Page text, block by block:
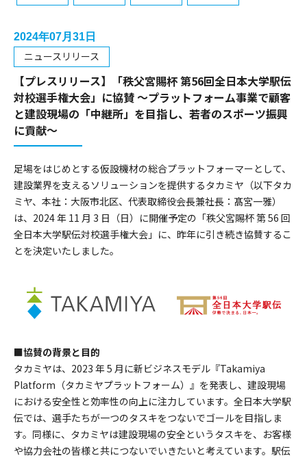
2024年07月31日
ニュースリリース
【プレスリリース】「秩父宮賜杯 第56回全日本大学駅伝
対校選手権大会」に協賛 ～プラットフォーム事業で顧客
と建設現場の「中継所」を目指し、若者のスポーツ振興
に貢献～
足場をはじめとする仮設機材の総合プラットフォーマーとして、
建設業界を支えるソリューションを提供するタカミヤ（以下タカ
ミヤ、本社：大阪市北区、代表取締役会長兼社長：髙宮一雅）
は、2024 年 11 月 3 日（日）に開催予定の「秩父宮賜杯 第 56 回
全日本大学駅伝対校選手権大会」に、昨年に引き続き協賛するこ
とを決定いたしました。
■協賛の背景と目的
タカミヤは、2023 年 5 月に新ビジネスモデル『Takamiya
Platform（タカミヤプラットフォーム）』を発表し、建設現場
における安全性と効率性の向上に注力しています。全日本大学駅
伝では、選手たちが一つのタスキをつないでゴールを目指しま
す。同様に、タカミヤは建設現場の安全というタスキを、お客様
や協力会社の皆様と共につないでいきたいと考えています。駅伝